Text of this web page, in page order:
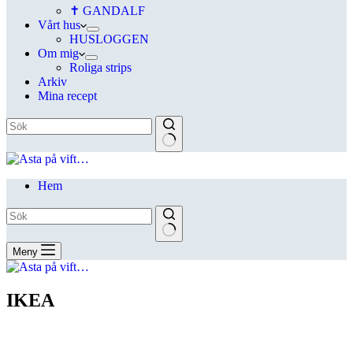
✝ GANDALF
Vårt hus
HUSLOGGEN
Om mig
Roliga strips
Arkiv
Mina recept
Hem
Meny
IKEA